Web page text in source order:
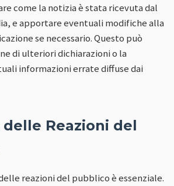
come la notizia è stata ricevuta dal
e apportare eventuali modifiche alla
se necessario. Questo può
di ulteriori dichiarazioni o la
informazioni errate diffuse dai
Reazioni del
reazioni del pubblico è essenziale.